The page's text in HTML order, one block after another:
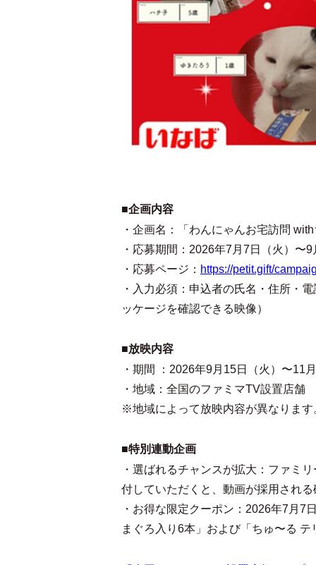
■企画内容
・企画名：「わんにゃんお宅訪問
・応募期間：2026年7月7日（火）〜
・応募ページ： https://petit.gift/
・入力必須：申込者の氏名・住所・
ッケージを確認できる映像）
■放映内容
・期間 ：2026年9月15日（火）〜11
・地域：全国のファミマTV設置店舗
※地域によって放映内容が異なりま
■特別連動企画
・選ばれるチャンスが拡大：ファミ
付していただくと、動画が採用され
・お得な限定クーポン：2026年7月7
まぐろ入り6本」および「ちゅ〜る